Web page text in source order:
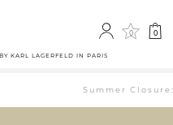
0 0
KARL LAGERFELD IN PARIS
Summer